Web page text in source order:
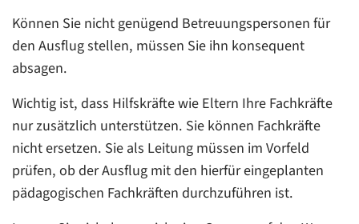
Können Sie nicht genügend Betreuungspersonen für
den Ausflug stellen, müssen Sie ihn konsequent
absagen.
Wichtig ist, dass Hilfskräfte wie Eltern Ihre Fachkräfte
nur zusätzlich unterstützen. Sie können Fachkräfte
nicht ersetzen. Sie als Leitung müssen im Vorfeld
prüfen, ob der Ausflug mit den hierfür eingeplanten
pädagogischen Fachkräften durchzuführen ist.